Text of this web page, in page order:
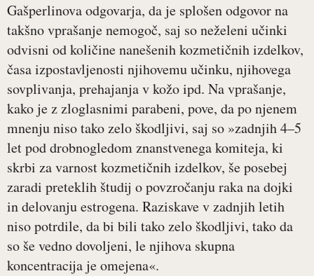
Gašperlinova odgovarja, da je splošen odgovor na
takšno vprašanje nemogoč, saj so neželeni učinki
odvisni od količine nanešenih kozmetičnih izdelkov,
časa izpostavljenosti njihovemu učinku, njihovega
sovplivanja, prehajanja v kožo ipd. Na vprašanje,
kako je z zloglasnimi parabeni, pove, da po njenem
mnenju niso tako zelo škodljivi, saj so »zadnjih 4–5
let pod drobnogledom znanstvenega komiteja, ki
skrbi za varnost kozmetičnih izdelkov, še posebej
zaradi preteklih študij o povzročanju raka na dojki
in delovanju estrogena. Raziskave v zadnjih letih
niso potrdile, da bi bili tako zelo škodljivi, tako da
so še vedno dovoljeni, le njihova skupna
koncentracija je omejena«.